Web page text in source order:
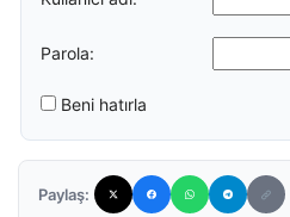
Parola:
Beni hatırla
Paylaş: